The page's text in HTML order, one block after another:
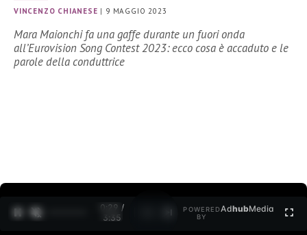
VINCENZO CHIANESE | 9 MAGGIO 2023
Mara Maionchi fa una gaffe durante un fuori onda
all’Eurovision Song Contest 2023: ecco cosa è accaduto e le
parole della conduttrice
0:30 /
3:35
POWERED
BY
AdhubMedia